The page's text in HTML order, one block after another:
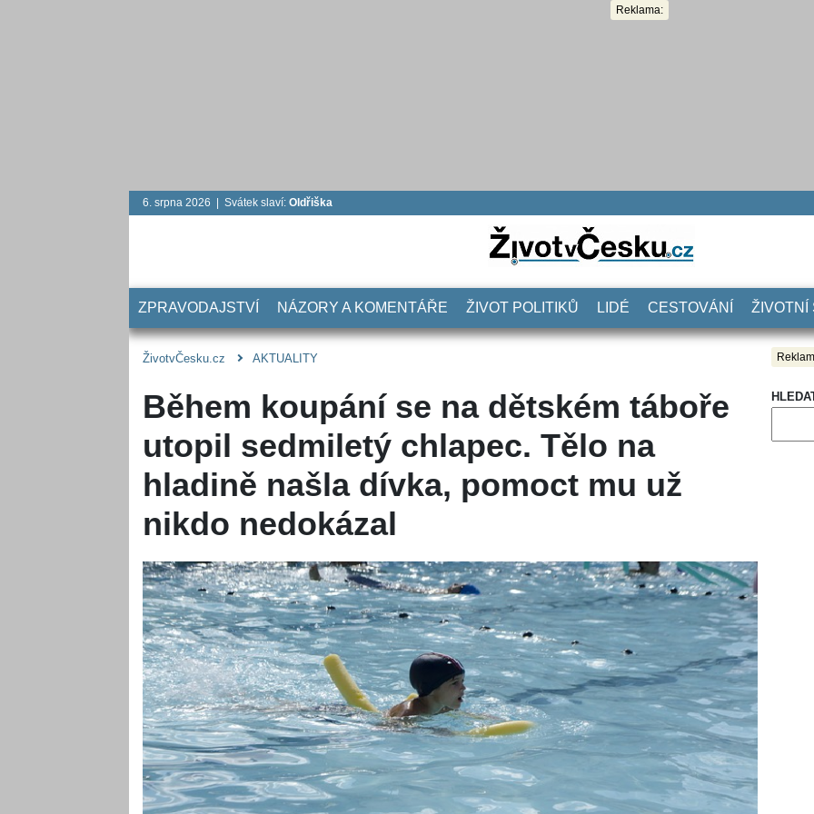
Reklama:
6. srpna 2026 | Svátek slaví: Oldřiška
ZPRAVODAJSTVÍ NÁZORY A KOMENTÁŘE ŽIVOT POLITIKŮ LIDÉ CESTOVÁNÍ ŽIVOTNÍ
ŽivotvČesku.cz AKTUALITY
Během koupání se na dětském táboře
utopil sedmiletý chlapec. Tělo na
hladině našla dívka, pomoct mu už
nikdo nedokázal